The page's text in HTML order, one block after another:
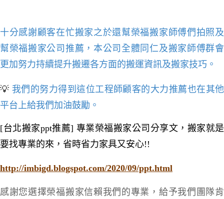
十分感謝顧客在忙搬家之於還幫榮福搬家師傅們拍照及
幫榮福搬家公司推薦 ，本公司全體同仁及搬家師傅群會
更加努力持續提升搬遷各方面的搬運資訊及搬家技巧 。
💡 我們的努力得到這位工程師顧客的大力推薦也在其他
平台上給我們加油鼓勵 。
[台北搬家ppt推薦] 專業榮福搬家公司分享文，搬家就是
要找專業的來，省時省力家具又安心!!
http://imbigd.blogspot.com/2020/09/ppt.html
感謝您選擇榮福搬家信賴我們的專業，給予我們團隊肯